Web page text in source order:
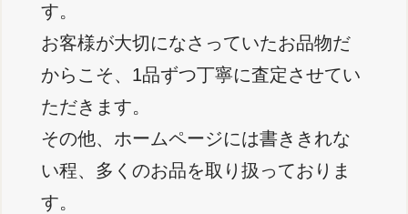
す。
お客様が大切になさっていたお品物だ
からこそ、1品ずつ丁寧に査定させてい
ただきます。
その他、ホームページには書ききれな
い程、多くのお品を取り扱っておりま
す。